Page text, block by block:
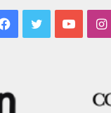
Facebook
Twitter